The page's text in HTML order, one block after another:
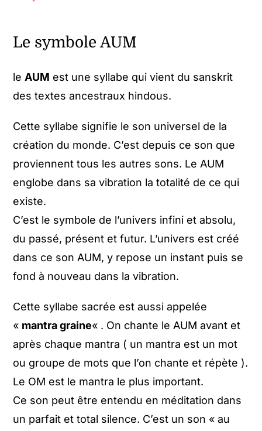
Le symbole AUM
leAUM est une syllabe qui vient du sanskrit
des textes ancestraux hindous.
Cette syllabe signifie le son universel de la
création du monde. C’est depuis ce son que
proviennent tous les autres sons. Le AUM
englobe dans sa vibration la totalité de ce qui
existe.
C’est le symbole de l’univers infini et absolu,
du passé, présent et futur. L’univers est créé
dans ce son AUM, y repose un instant puis se
fond à nouveau dans la vibration.
Cette syllabe sacrée est aussi appelée
« mantra graine« . On chante le AUM avant et
après chaque mantra ( un mantra est un mot
ou groupe de mots que l’on chante et répète ).
Le OM est le mantra le plus important.
Ce son peut être entendu en méditation dans
un parfait et total silence. C’est un son « au